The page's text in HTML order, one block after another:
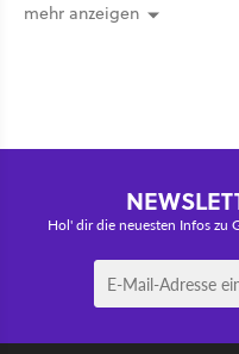
mehr anzeigen
Hol' dir die neuesten Infos zu